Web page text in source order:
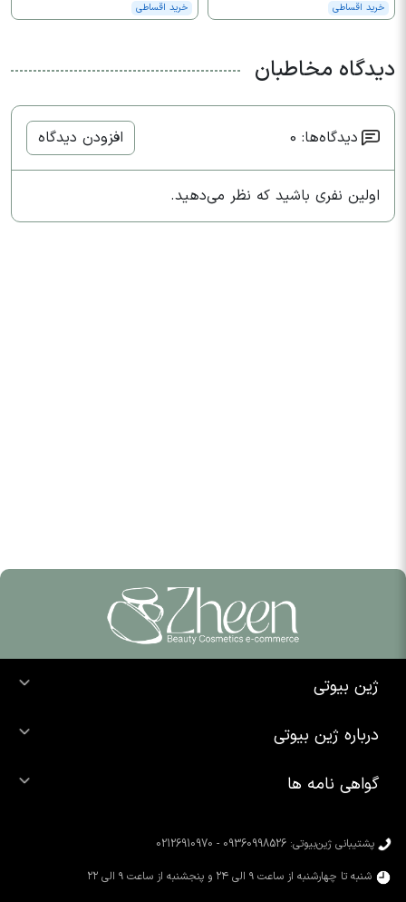
خرید اقساطی خرید اقساطی
دیدگاه مخاطبان
دیدگاه‌ها: 0 افزودن دیدگاه
اولین نفری باشید که نظر می‌دهید.
ژین بیوتی
خرید شوینده صورت
خرید رژ لب
درباره ژین بیوتی
تماس با ما
محصولات سیمپل
گواهی نامه ها
پشتیبانی ژین‌بیوتی: 09360998526 - 02126910970
شنبه تا چهارشنبه از ساعت ۹ الی ۲۴ و پنجشنبه از ساعت ۹ الی ۲۲